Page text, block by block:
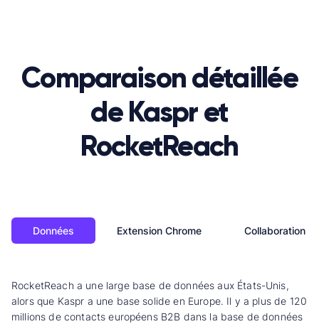
Comparaison détaillée
de Kaspr et
RocketReach
Données Extension Chrome Collaboration
RocketReach a une large base de données aux États-Unis,
alors que Kaspr a une base solide en Europe. Il y a plus de 120
millions de contacts européens B2B dans la base de données